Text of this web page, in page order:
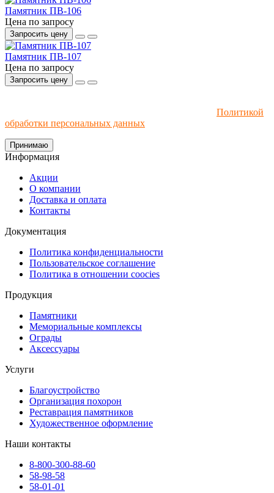
Памятник ПВ-106
Цена по запросу
Запросить цену
Памятник ПВ-107
Цена по запросу
Запросить цену
Политикой
обработки персональных данных
Принимаю
Информация
Акции
О компании
Доставка и оплата
Контакты
Документация
Политика конфиденциальности
Пользовательское соглашение
Политика в отношении coocies
Продукция
Памятники
Мемориальные комплексы
Ограды
Аксессуары
Услуги
Благоустройство
Организация похорон
Реставрация памятников
Художественное оформление
Наши контакты
8-800-300-88-60
58-98-58
58-01-01